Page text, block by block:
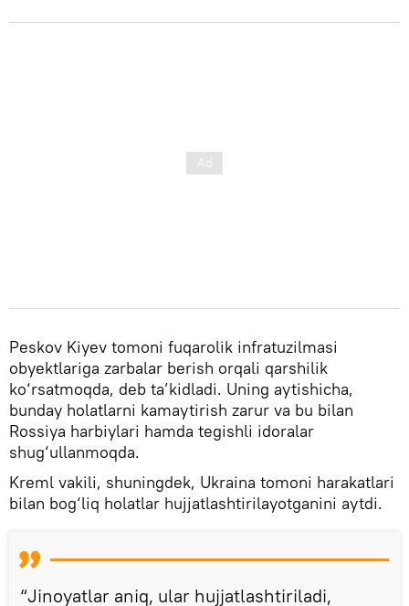
Peskov Kiyev tomoni fuqarolik infratuzilmasi
obyektlariga zarbalar berish orqali qarshilik
ko‘rsatmoqda, deb ta’kidladi. Uning aytishicha,
bunday holatlarni kamaytirish zarur va bu bilan
Rossiya harbiylari hamda tegishli idoralar
shug‘ullanmoqda.
Kreml vakili, shuningdek, Ukraina tomoni harakatlari
bilan bog‘liq holatlar hujjatlashtirilayotganini aytdi.
“Jinoyatlar aniq, ular hujjatlashtiriladi,